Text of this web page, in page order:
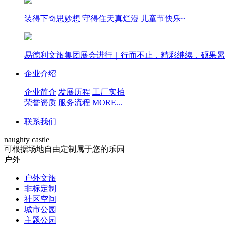
装得下奇思妙想 守得住天真烂漫 儿童节快乐~
易德利文旅集团展会进行｜行而不止，精彩继续，硕果
企业介绍
企业简介 发展历程 工厂实拍
荣誉资质 服务流程 MORE...
联系我们
naughty castle
可根据场地自由定制属于您的乐园
户外
户外文旅
非标定制
社区空间
城市公园
主题公园